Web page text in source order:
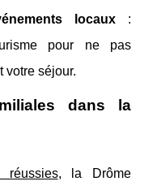
locaux:
pour ne pas
votre séjour.
dans la
réussies, la Drôme